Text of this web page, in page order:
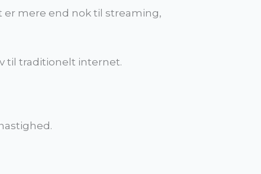
er mere end nok til streaming,
til traditionelt internet.